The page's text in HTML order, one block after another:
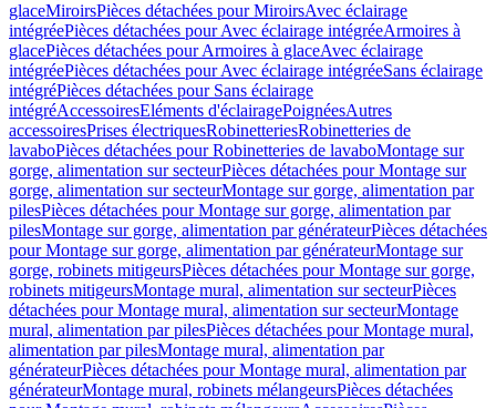
glaceMiroirsPièces détachées pour MiroirsAvec éclairage
intégréePièces détachées pour Avec éclairage intégréeArmoires à
glacePièces détachées pour Armoires à glaceAvec éclairage
intégréePièces détachées pour Avec éclairage intégréeSans éclairage
intégréPièces détachées pour Sans éclairage
intégréAccessoiresEléments d'éclairagePoignéesAutres
accessoiresPrises électriquesRobinetteriesRobinetteries de
lavaboPièces détachées pour Robinetteries de lavaboMontage sur
gorge, alimentation sur secteurPièces détachées pour Montage sur
gorge, alimentation sur secteurMontage sur gorge, alimentation par
pilesPièces détachées pour Montage sur gorge, alimentation par
pilesMontage sur gorge, alimentation par générateurPièces détachées
pour Montage sur gorge, alimentation par générateurMontage sur
gorge, robinets mitigeursPièces détachées pour Montage sur gorge,
robinets mitigeursMontage mural, alimentation sur secteurPièces
détachées pour Montage mural, alimentation sur secteurMontage
mural, alimentation par pilesPièces détachées pour Montage mural,
alimentation par pilesMontage mural, alimentation par
générateurPièces détachées pour Montage mural, alimentation par
générateurMontage mural, robinets mélangeursPièces détachées